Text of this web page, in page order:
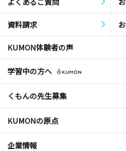
資料請求
KUMON体験者の声
学習中の方へ
くもんの先生募集
KUMONの原点
企業情報